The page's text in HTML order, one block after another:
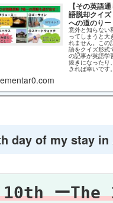
【その英語
語脱却クイ
への道のりー
意外と知らない
ってしまうと大
れません。この
語をクイズ形式
の記事が英語学
抜きになったり
きれば幸いです。
day of my stay
ーThe